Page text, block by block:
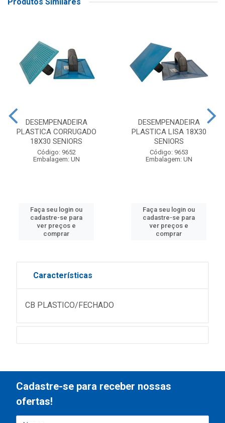
DESEMPENADEIRA
PLASTICA CORRUGADO
18X30 SENIORS
Código: 9652
Embalagem: UN
Faça seu login ou
cadastre-se para
ver preços e
comprar
DESEMPENADEIRA
PLASTICA LISA 18X30
SENIORS
Código: 9653
Embalagem: UN
Faça seu login ou
cadastre-se para
ver preços e
comprar
Características
CB PLASTICO/FECHADO
Cadastre-se para receber nossas
ofertas!